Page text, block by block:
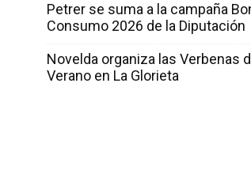
Petrer se suma a la campaña
Consumo 2026 de la Diputación
Novelda organiza las Verbenas
Verano en La Glorieta